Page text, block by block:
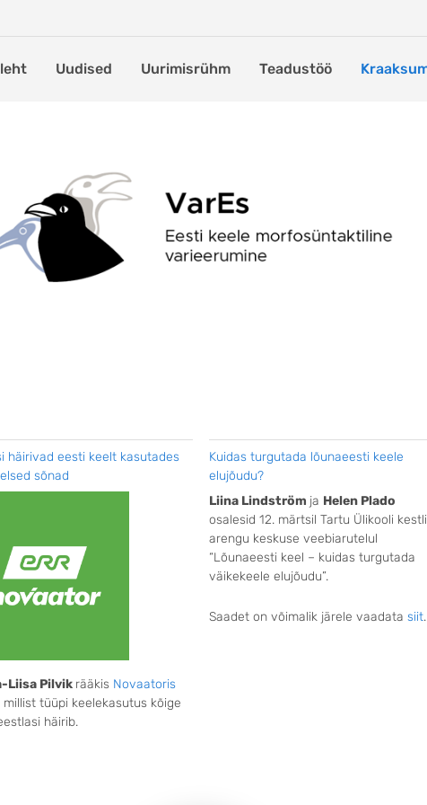
Uudised Uurimisrühm Teadustöö
häirivad eesti keelt kasutades
sõnad
Liisa Pilvik rääkis Novaatoris
millist tüüpi keelekasutus kõige
häirib.
Kuidas turgutada lõunaeesti keele
elujõudu?
Liina Lindström ja Helen Plado
osalesid 12. märtsil Tartu Ülikooli
arengu keskuse veebiarutelul
“Lõunaeesti keel – kuidas turgutada
väikekeele elujõudu”.
Saadet on võimalik järele vaadata siit.